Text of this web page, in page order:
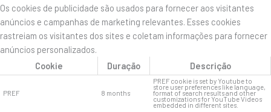
Os cookies de publicidade são usados ​​para fornecer aos visitantes
anúncios e campanhas de marketing relevantes. Esses cookies
rastreiam os visitantes dos sites e coletam informações para fornecer
anúncios personalizados.
Cookie
Duração Descrição
PREF 8 months
PREF cookie is set by Youtube to
store user preferences like language,
format of search results and other
customizations for YouTube Videos
embedded in different sites.